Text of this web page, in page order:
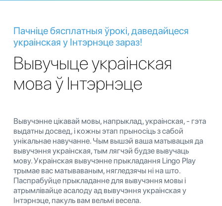
Пачніце бясплатныя ўрокі, даведайцеся
украінская у Інтэрнэце зараз!
Вывучыце украінская
мова ў Інтэрнэце
Вывучэнне цікавай мовы, напрыклад, украінская, - гэта
выдатны досвед, і кожны этап прыносіць з сабой
унікальнае навучанне. Чым вышэй ваша матывацыя да
вывучэння украінская, тым лягчэй будзе вывучаць
мову. Украінская вывучэнне прыкладання Lingo Play
трымае вас матываваным, нягледзячы ні на што.
Паспрабуйце прыкладанне для вывучэння мовы і
атрымлівайце асалоду ад вывучэння украінская у
Інтэрнэце, пакуль вам вельмі весела.